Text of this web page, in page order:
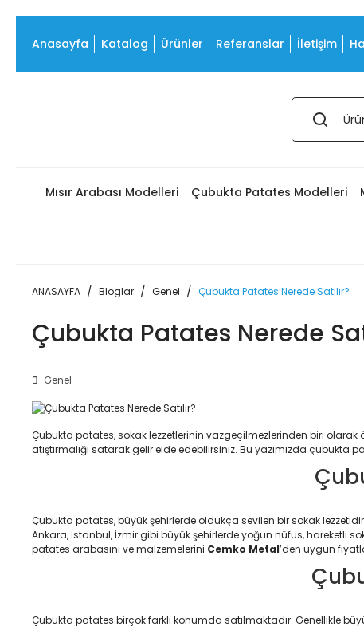
Anasayfa Katalog Ürünler Referanslar İletişim
Mısır Arabası Modelleri Çubukta Patates Modelleri
ANASAYFA Bloglar Genel Çubukta Patates Nerede Satılır?
Çubukta Patates Nerede
Genel
Çubukta patates, sokak lezzetlerinin vazgeçilmezlerinden biri olarak
atıştırmalığı satarak gelir elde edebilirsiniz. Bu yazımızda
Çubukta patates, büyük şehirlerde oldukça sevilen bir sokak
Ankara, İstanbul, İzmir gibi büyük şehirlerde yoğun nüfus, hareketli
patates arabasını ve malzemelerini Cemko Metal’den uygun
Çubukta patates birçok farklı konumda satılmaktadır. Genellikle